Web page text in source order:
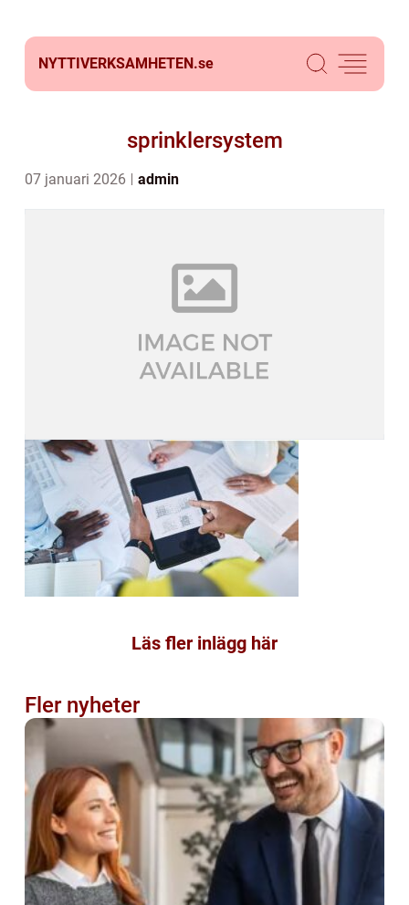
NYTTIVERKSAMHETEN.se
sprinklersystem
07 januari 2026 admin
Läs fler inlägg här
Fler nyheter